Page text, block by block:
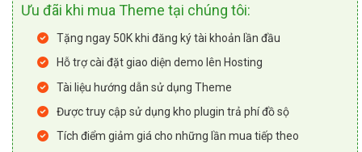
900.000vnđ.
Ưu đãi khi mua Theme tại chúng tôi:
Tặng ngay 50K khi đăng ký tài khoản lần đầu
Hỗ trợ cài đặt giao diện demo lên Hosting
Tài liệu hướng dẫn sử dụng Theme
Được truy cập sử dụng kho plugin trả phí đồ sộ
Tích điểm giảm giá cho những lần mua tiếp theo